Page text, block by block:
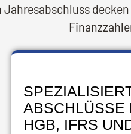
ABSCHLÜSSE
HGB, IFRS